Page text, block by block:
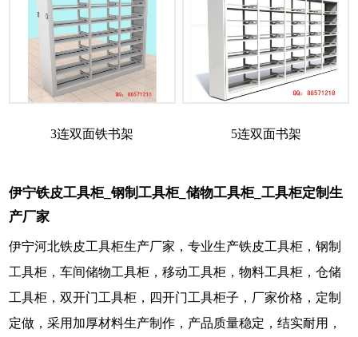
3连双面铁书架 5连双面书架
伊宁铁皮工具柜_钢制工具柜_储物工具柜_工具柜定制生
产厂家
伊宁河北铁皮工具柜生产厂家，专业生产铁皮工具柜，钢制
工具柜，车间储物工具柜，移动工具柜，物料工具柜，仓储
工具柜，双开门工具柜，四开门工具柜子，厂家价格，定制
定做，采用加厚材料生产制作，产品质量稳定，结实耐用，